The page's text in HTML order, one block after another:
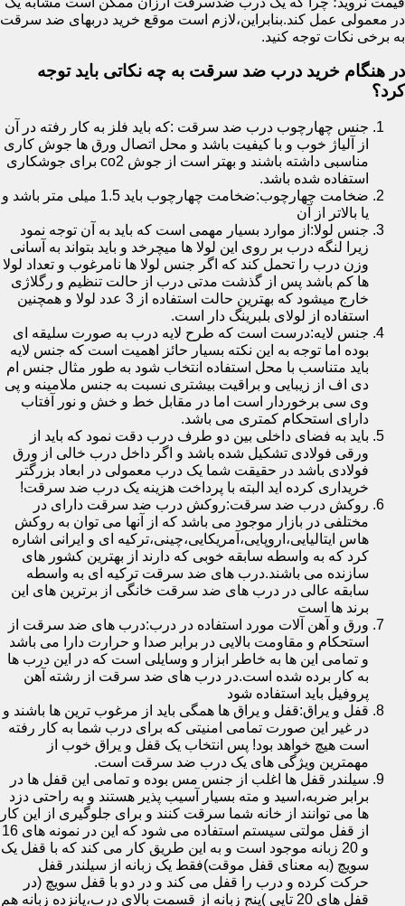
در معمولی عمل کند.بنابراین،لازم است موقع خرید دربهای ضد سرقت
به برخی نکات توجه کنید.
در هنگام خرید درب ضد سرقت به چه نکاتی باید توجه
کرد؟
جنس چهارچوب درب ضد سرقت :که باید فلز به کار رفته در آن
از آلیاژ خوب و با کیفیت باشد و محل اتصال ورق ها جوش کاری
مناسبی داشته باشند و بهتر است از جوش co2 برای جوشکاری
استفاده شده باشد.
ضخامت چهارچوب:ضخامت چهارچوب باید 1.5 میلی متر باشد و
یا بالاتر از آن
جنس لولا:از موارد بسیار مهمی است که باید به آن توجه نمود
زیرا لنگه درب بر روی این لولا ها میچرخد و باید بتواند به آسانی
وزن درب را تحمل کند که اگر جنس لولا ها نامرغوب و تعداد لولا
ها کم باشد پس از گذشت مدتی درب از حالت تنظیم و رگلاژی
خارج میشود که بهترین حالت استفاده از 3 عدد لولا و همچنین
استفاده از لولای بلبرینگ دار است.
جنس لایه:درست است که طرح لایه درب به صورت سلیقه ای
بوده اما توجه به این نکته بسیار حائز اهمیت است که جنس لایه
باید متناسب با محل استفاده انتخاب شود به طور مثال جنس ام
دی اف از زیبایی و براقیت بیشتری نسبت به جنس ملامینه و پی
وی سی برخوردار است اما در مقابل خط و خش و نور آفتاب
دارای استحکام کمتری می باشد.
باید به فضای داخلی بین دو طرف درب دقت نمود که باید از
ورقی فولادی تشکیل شده باشد و اگر داخل درب خالی از ورق
فولادی باشد در حقیقت شما یک درب معمولی در ابعاد بزرگتر
خریداری کرده اید البته با پرداخت هزینه یک درب ضد سرقت!
روکش درب ضد سرقت:روکش درب ضد سرقت دارای در
مختلفی در بازار موجود می باشد که از آنها می توان به روکش
هاس ایتالیایی،اروپایی،آمریکایی،چینی،ترکیه ای و ایرانی اشاره
کرد که به واسطه سابقه خوبی که دارند از بهترین کشور های
سازنده می باشند.درب های ضد سرقت ترکیه ای به واسطه
سابقه عالی در درب های ضد سرقت خانگی از برترین های این
برند ها است
ورق و آهن آلات مورد استفاده در درب:درب های ضد سرقت از
استحکام و مقاومت بالایی در برابر صدا و حرارت دارا می باشد
و تمامی این ها به خاطر ابزار و وسایلی است که در این درب ها
به کار برده شده است.در درب های ضد سرقت از رشته آهن
پروفیل باید استفاده شود
قفل و یراق:قفل و یراق ها همگی باید از مرغوب ترین ها باشند و
در غیر این صورت تمامی امنیتی که برای درب شما به کار رفته
است هیچ خواهد بود! پس انتخاب یک قفل و یراق خوب از
مهمترین ویژگی های یک درب ضد سرقت است.
سیلندر قفل ها اغلب از جنس مس بوده و تمامی این قفل ها در
برابر ضربه،اسید و مته بسیار آسیب پذیر هستند و به راحتی دزد
ها می توانند از خانه شما سرقت کنند و برای جلوگیری از این کار
از قفل مولتی سیستم استفاده می شود که این در نمونه های 16
و 20 زبانه موجود است و به این طریق کار می کند که با قفل یک
سویچ (به معنای قفل موقت)فقط یک زبانه از سیلندر قفل
حرکت کرده و درب را قفل می کند و در دو با قفل سویچ (در
قفل های 20 تایی )پنج زبانه از قسمت بالای درب،پانزده زبانه هم